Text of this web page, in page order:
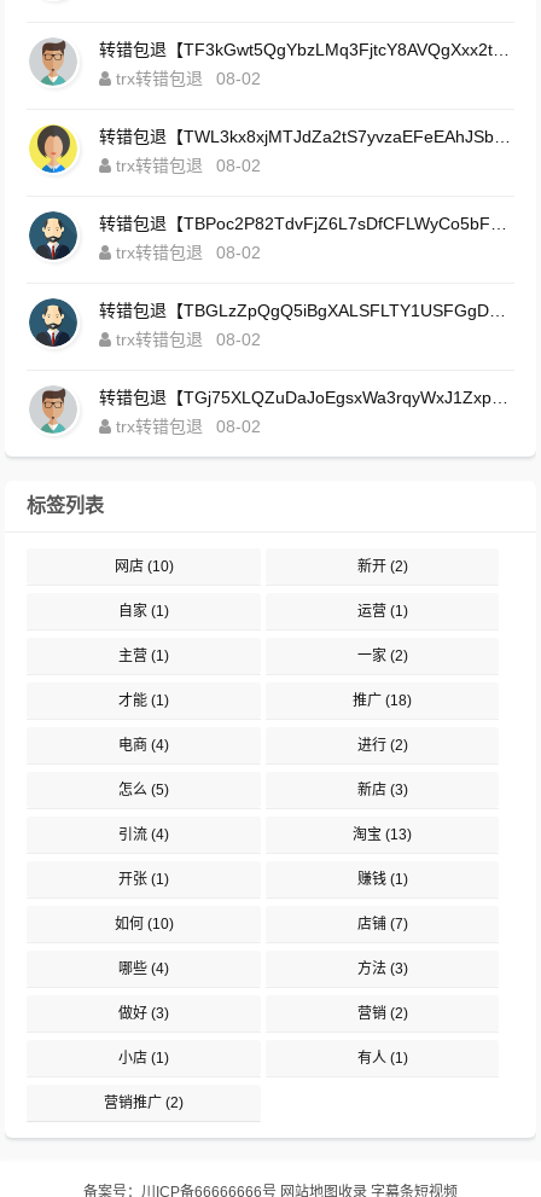
trx转错包退
08-02
trx转错包退
08-02
trx转错包退
08-02
trx转错包退
08-02
trx转错包退
08-02
标签列表
网店(10) 新开(2)
自家 (1) 运营 (1)
主营 (1) 一家(2)
才能 (1) 推广 (18)
电商 (4) 进行(2)
怎么 (5) 新店(3)
引流 (4) 淘宝 (13)
开张 (1) 赚钱(1)
如何 (10) 店铺(7)
哪些 (4) 方法(3)
做好 (3) 营销 (2)
小店 (1) 有人(1)
营销推广 (2)
备案号： 川ICP备66666666号 网站地图 收录 字幕条短视频